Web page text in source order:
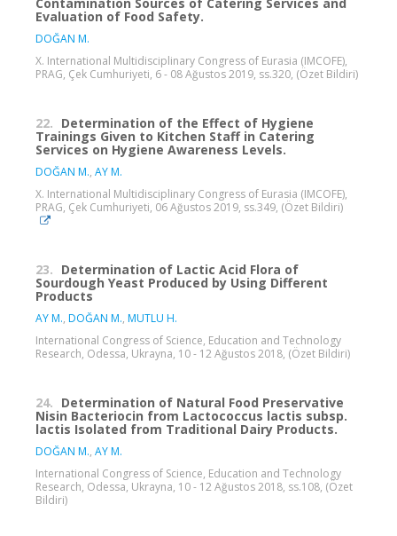
Evaluation of Food Safety.
DOĞAN M.
X. International Multidisciplinary Congress of Eurasia (IMCOFE),
PRAG, Çek Cumhuriyeti, 6 - 08 Ağustos 2019, ss.320, (Özet Bildiri)
22. Determination of the Effect of Hygiene
Trainings Given to Kitchen Staff in Catering
Services on Hygiene Awareness Levels.
DOĞAN M., AY M.
X. International Multidisciplinary Congress of Eurasia (IMCOFE),
PRAG, Çek Cumhuriyeti, 06 Ağustos 2019, ss.349, (Özet Bildiri)
23. Determination of Lactic Acid Flora of
Sourdough Yeast Produced by Using Different
Products
AY M., DOĞAN M., MUTLU H.
International Congress of Science, Education and Technology
Research, Odessa, Ukrayna, 10 - 12 Ağustos 2018, (Özet Bildiri)
24. Determination of Natural Food Preservative
Nisin Bacteriocin from Lactococcus lactis subsp.
lactis Isolated from Traditional Dairy Products.
DOĞAN M., AY M.
International Congress of Science, Education and Technology
Research, Odessa, Ukrayna, 10 - 12 Ağustos 2018, ss.108, (Özet
Bildiri)